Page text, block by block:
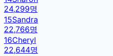
24,299명
15Sandra
22,766명
16Cheryl
22,644명